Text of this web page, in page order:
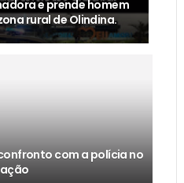
e prende homem
rural de Olindina.
com a polícia no